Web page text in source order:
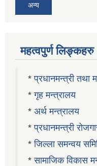
अन्य
महत्वपुर्ण लिङ्कहरु
*प्रधानमन्त्री तथा
*गृह मन्त्रालय
* अर्थ मन्त्रालय
*प्रधानमन्त्री
*जिल्ला समन्वय
*सामाजिक विकास